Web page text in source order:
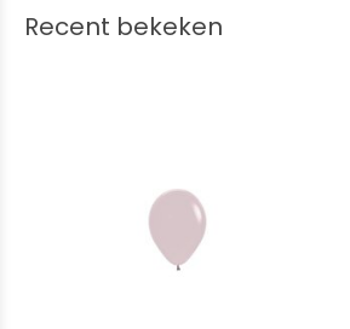
Recent bekeken